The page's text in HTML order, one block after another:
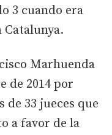
3 cuando era
Marhuenda
de 2014 por
33 jueces que
a favor de la